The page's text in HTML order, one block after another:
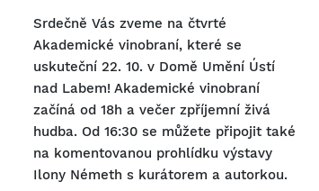
Srdečně Vás zveme na čtvrté
Akademické vinobraní, které se
uskuteční 22. 10. v Domě Umění Ústí
nad Labem! Akademické vinobraní
začíná od 18h a večer zpříjemní živá
hudba. Od 16:30 se můžete připojit také
na komentovanou prohlídku výstavy
Ilony Németh s kurátorem a autorkou.